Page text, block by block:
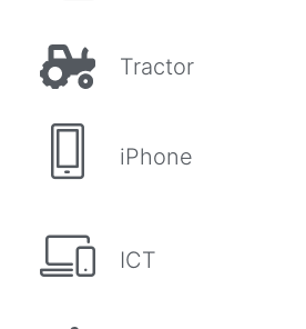
Tractor
iPhone
ICT